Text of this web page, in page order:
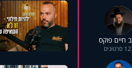
חיים פוקס